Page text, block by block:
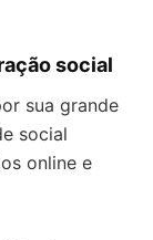
social
sua grande
social
online e